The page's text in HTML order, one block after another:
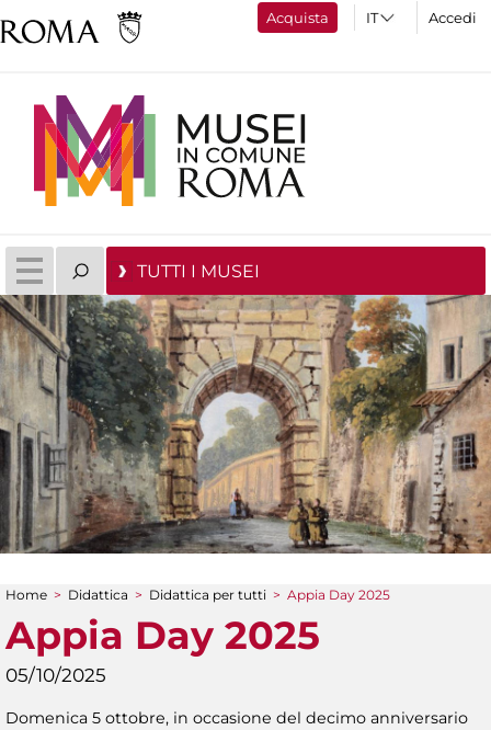
Acquista Accedi
TUTTI I MUSEI
Tu sei qui
Home > Didattica > Didattica per tutti > Appia Day 2025
Appia Day 2025
05/10/2025
Domenica 5 ottobre, in occasione del decimo anniversario